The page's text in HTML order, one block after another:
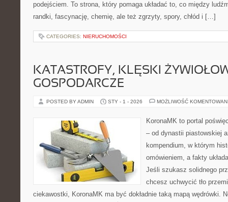
podejściem. To strona, który pomaga układać to, co między
randki, fascynację, chemię, ale też zgrzyty, spory, chłód i […]
CATEGORIES: NIERUCHOMOŚCI
KATASTROFY, KLĘSKI
GOSPODARCZE
POSTED BY ADMIN STY - 1 - 2026 MOŻLIWOŚĆ
KoronaMK to portal
– od dynastii piastowskiej
kompendium, w którym
omówieniem, a fakty
Jeśli szukasz solidnego
chcesz uchwycić tło
ciekawostki, KoronaMK ma być dokładnie taką mapą wędrówki.